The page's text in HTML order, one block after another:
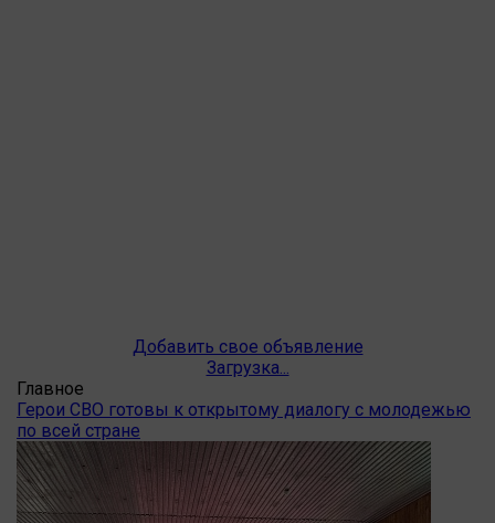
Добавить свое объявление
Загрузка...
Главное
Герои СВО готовы к открытому диалогу с молодежью
по всей стране